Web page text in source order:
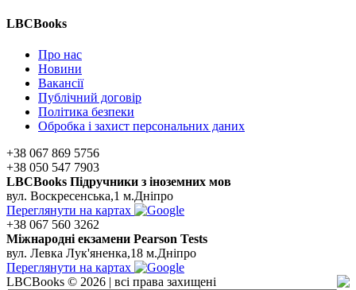
LBCBooks
Про нас
Новини
Вакансії
Публічний договір
Політика безпеки
Обробка і захист персональних даних
+38 067 869 5756
+38 050 547 7903
LBCBooks Підручники з іноземних мов
вул. Воскресенська,1 м.Дніпро
Переглянути на картах
+38 067 560 3262
Мiжнароднi екзамени Pearson Tests
вул. Левка Лук'яненка,18 м.Дніпро
Переглянути на картах
LBCBooks © 2026 | всі права захищені